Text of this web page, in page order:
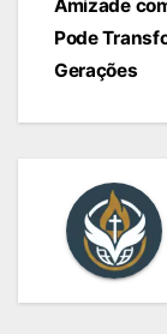
Post
Amizade
Pode
Gerações